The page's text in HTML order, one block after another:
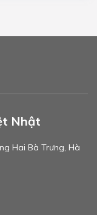
Nhật
Hai Bà Trưng, Hà